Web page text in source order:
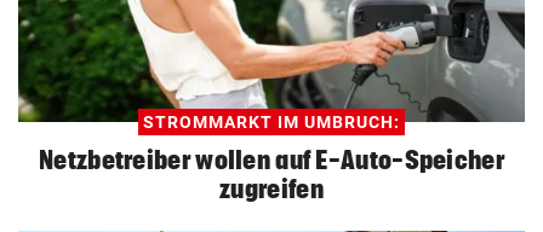
STROMMARKT IM UMBRUCH:
Netzbetreiber wollen auf E-Auto-Speicher
zugreifen